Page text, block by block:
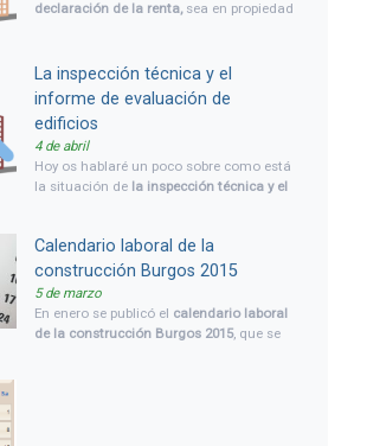
declaración de la renta,sea en propiedad
influyela vivienda en la declaración de la
renta
que tenemos que ir haciendo ya.
La inspección técnica y el
informe de evaluación de
edificios
4 de abril
Hoy os hablaré un poco sobre como está
la situación de la inspección técnica y el
novedades. Y daremos una visión global
de qué es cada cosa, inspección técnica
de edificios (ITE) e informe de evaluación
de edificios (IEE), y cuando es necesario
hacerla, así como las ayudas pevistas
Calendario laboral de la
construcción Burgos 2015
5 de marzo
En enero se publicó el calendario laboral
de la construcción Burgos 2015, que se